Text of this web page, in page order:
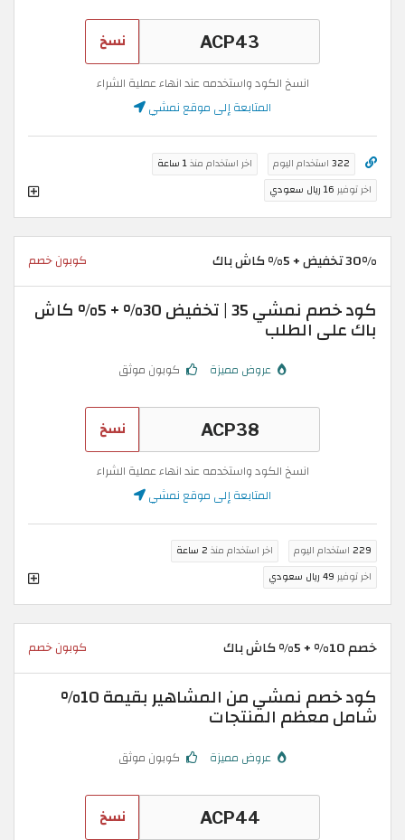
نسخ
انسخ الكود واستخدمه عند انهاء عملية الشراء
المتابعة إلى موقع نمشي
322 استخدام اليوم اخر استخدام منذ1 ساعة
اخر توفير 16 ريال سعودي
30% تخفيض + 5% كاش باك كوبون خصم
كود خصم نمشي 35 | تخفيض 30% + 5% كاش
باك على الطلب
عروض مميزة كوبون موثق
نسخ
انسخ الكود واستخدمه عند انهاء عملية الشراء
المتابعة إلى موقع نمشي
229 استخدام اليوم اخر استخدام منذ 2 ساعة
اخر توفير 49 ريال سعودي
خصم 10% + 5% كاش باك كوبون خصم
كود خصم نمشي من المشاهير بقيمة 10%
شامل معظم المنتجات
عروض مميزة كوبون موثق
نسخ